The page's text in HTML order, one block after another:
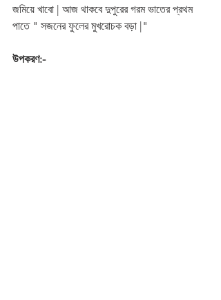
জমিয়ে খাবো | আজ থাকবে দুপুরের গরম ভাতের প্রথম
পাতে " সজনের ফুলের মুখরোচক বড়া |"
উপকরণ:-